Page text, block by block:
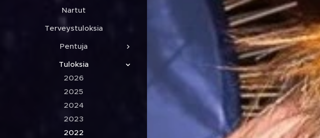
Nartut
Terveystuloksia
Pentuja
Tuloksia
2026
2025
2024
2023
2022